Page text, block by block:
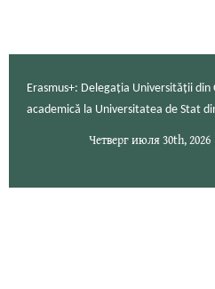
Erasmus+: Delegația Universității
academică la Universitatea de Stat
Четверг июля 30th, 2026